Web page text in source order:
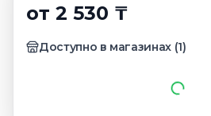
от 2 530 ₸
Доступно в магазинах (1)